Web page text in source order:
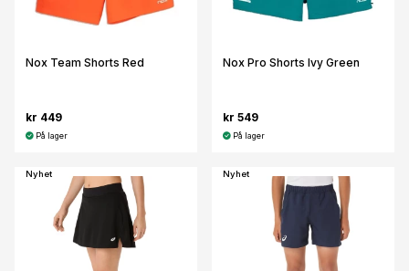
Nox Team Shorts Red
kr 449
På lager
Nox Pro Shorts Ivy Green
kr 549
På lager
Nyhet Nyhet